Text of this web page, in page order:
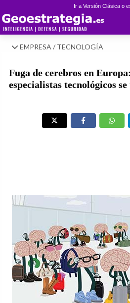
Ir a Versión Clásica o
EMPRESA / TECNOLOGÍA
Fuga de cerebros en
especialistas tecnológicos